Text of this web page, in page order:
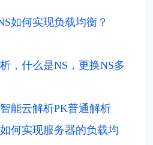
如何实现负载均衡？
，什么是NS，更换NS多
能云解析PK普通解析
何实现服务器的负载均